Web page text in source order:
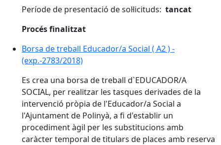
Període de presentació de sol·licituds: tancat
Procés finalitzat
Borsa de treball Educador/a Social ( A2 ) -
(exp.-2783/2018)
Es crea una borsa de treball d`EDUCADOR/A
SOCIAL, per realitzar les tasques derivades de la
intervenció pròpia de l'Educador/a Social a
l'Ajuntament de Polinyà, a fi d'establir un
procediment àgil per les substitucions amb
caràcter temporal de titulars de places amb reserva